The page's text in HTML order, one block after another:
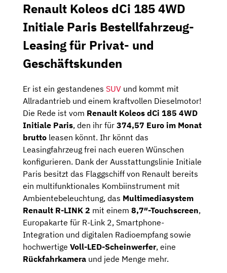
Renault Koleos dCi 185 4WD
Initiale Paris Bestellfahrzeug-
Leasing für Privat- und
Geschäftskunden
Er ist ein gestandenes SUV und kommt mit
Allradantrieb und einem kraftvollen Dieselmotor!
Die Rede ist vom Renault Koleos dCi 185 4WD
Initiale Paris, den ihr für 374,57 Euro im Monat
brutto leasen könnt. Ihr könnt das
Leasingfahrzeug frei nach eueren Wünschen
konfigurieren. Dank der Ausstattungslinie Initiale
Paris besitzt das Flaggschiff von Renault bereits
ein multifunktionales Kombiinstrument mit
Ambientebeleuchtung, das Multimediasystem
Renault R-LINK 2 mit einem 8,7″-Touchscreen,
Europakarte für R-Link 2, Smartphone-
Integration und digitalen Radioempfang sowie
hochwertige Voll-LED-Scheinwerfer, eine
Rückfahrkamera und jede Menge mehr.